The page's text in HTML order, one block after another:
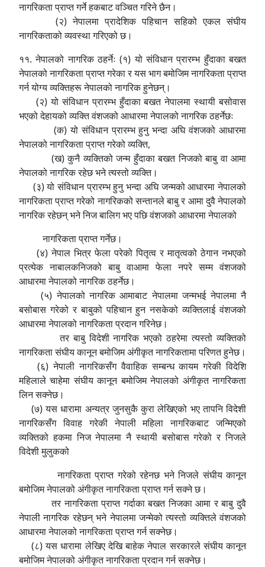
नागरिकता प्राप्त गर्ने हकबाट वञ्चित गरिने छैन।
(२) नेपालमा प्रादेशिक पहिचान सहिको एकल संघीय
नागरिकताको व्यवस्था गरिएको छ।
११. नेपालको नागरिक ठहर्नेः (१) यो संविधान प्रारम्भ हुँदाका बखत
नेपालको नागरिकता प्राप्त गरेका र यस भाग बमोजिम नागरिकता प्राप्त
गर्न योग्य व्यक्तिहरू नेपालको नागरिक हुनेछन्।
(२) यो संविधान प्रारम्भ हुँदाका बखत नेपालमा स्थायी बसोवास
भएको देहायको व्यक्ति वंशजको आधारमा नेपालको नागरिक ठहर्नेछः
(क) यो संविधान प्रारम्भ हुनु भन्दा अघि वंशजको आधारमा
नेपालको नागरिकता प्राप्त गरेको व्यक्ति,
(ख) कुनै व्यक्तिको जन्म हुँदाका बखत निजको बाबु वा आमा
नेपालको नागरिक रहेछ भने त्यस्तो व्यक्ति।
(३) यो संविधान प्रारम्भ हुनु भन्दा अघि जन्मको आधारमा नेपालको
नागरिकता प्राप्त गरेको नागरिकको सन्तानले बाबु र आमा दुवै नेपालको
नागरिक रहेछन् भने निज बालिग भए पछि वंशजको आधारमा नेपालको
नागरिकता प्राप्त गर्नेछ।
(४) नेपाल भित्र फेला परेको पितृत्व र मातृत्वको ठेगान नभएको
प्रत्येक नाबालकनिजको बाबु वाआमा फेला नपरे सम्म वंशजको
आधारमा नेपालको नागरिक ठहर्नेछ।
(५) नेपालको नागरिक आमाबाट नेपालमा जन्मभई नेपालमा नै
बसोबास गरेको र बाबुको पहिचान हुन नसकेको व्यक्तिलाई वंशजको
आधारमा नेपालको नागरिकता प्रदान गरिनेछ।
तर बाबु विदेशी नागरिक भएको ठहरेमा त्यस्तो व्यक्तिको
नागरिकता संघीय कानून बमोजिम अंगीकृत नागरिकतामा परिणत हुनेछ।
(६) नेपाली नागरिकसँग वैवाहिक सम्बन्ध कायम गरेकी विदेशि
महिलाले चाहेमा संघीय कानून बमोजिम नेपालको अंगीकृत नागरिकता
लिन सक्नेछ।
(७) यस धारामा अन्यत्र जुनसुकै कुरा लेखिएको भए तापनि विदेशी
नागरिकसँग विवाह गरेकी नेपाली महिला नागरिकबाट जन्मिएको
व्यक्तिको हकमा निज नेपालमा नै स्थायी बसोबास गरेको र निजले
विदेशी मुलुकको
नागरिकता प्राप्त गरेको रहेनछ भने निजले संघीय कानून
बमोजिम नेपालको अंगीकृत नागरिकता प्राप्त गर्न सक्ने छ।
तर नागरिकता प्राप्त गर्दाका बखत निजका आमा र बाबु दुवै
नेपाली नागरिक रहेछन् भने नेपालमा जन्मेको त्यस्तो व्यक्तिले वंशजको
आधारमा नेपालको नागरिकता प्राप्त गर्न सक्नेछ।
(८) यस धारामा लेखिए देखि बाहेक नेपाल सरकारले संघीय कानून
बमोजिम नेपालको अंगीकृत नागरिकता प्रदान गर्न सक्नेछ।